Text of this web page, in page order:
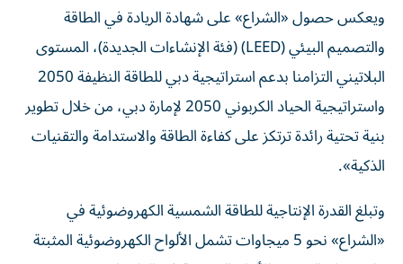
ويعكس حصول «الشراع» على شهادة الريادة في الطاقة
والتصميم البيئي (LEED) (فئة الإنشاءات الجديدة)، المستوى
البلاتيني التزامنا بدعم استراتيجية دبي للطاقة النظيفة 2050
واستراتيجية الحياد الكربوني 2050 لإمارة دبي، من خلال تطوير
بنية تحتية رائدة ترتكز على كفاءة الطاقة والاستدامة والتقنيات
الذكية».
وتبلغ القدرة الإنتاجية للطاقة الشمسية الكهروضوئية في
«الشراع» نحو 5 ميجاوات تشمل الألواح الكهروضوئية المثبتة